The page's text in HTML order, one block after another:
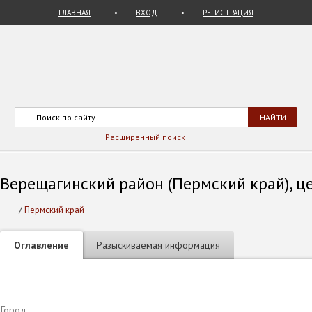
ГЛАВНАЯ ВХОД РЕГИСТРАЦИЯ
Расширенный поиск
Верещагинский район (Пермский край),
/Пермский край
Оглавление Разыскиваемая информация